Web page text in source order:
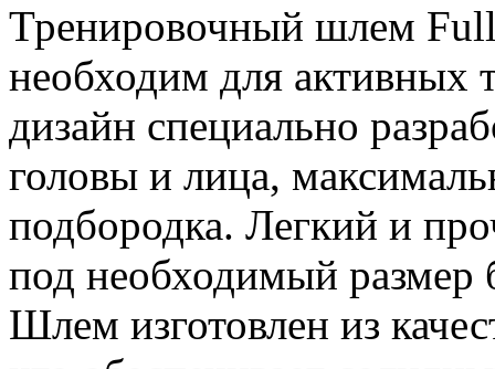
Тренировочный шлем
необходим для активных
дизайн специально
головы и лица,
подбородка. Легкий и
под необходимый размер
Шлем изготовлен из